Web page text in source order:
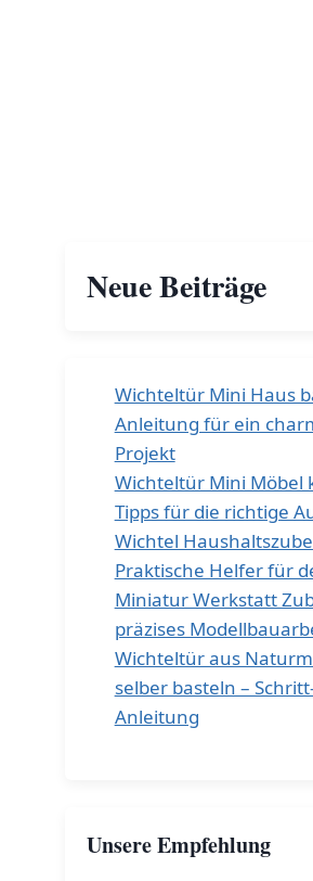
Neue Beiträge
Wichteltür Mini Haus
Anleitung für ein
Projekt
Wichteltür Mini Möbel
Tipps für die richtige
Wichtel
Praktische Helfer für
Miniatur Werkstatt
präzises
Wichteltür aus
selber basteln –
Anleitung
Unsere Empfehlung